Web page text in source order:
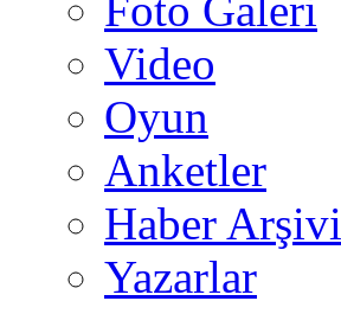
Video
Oyun
Anketler
Haber Arşivi
Yazarlar